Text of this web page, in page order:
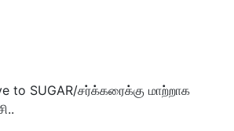
to SUGAR/சர்க்கரைக்கு மாற்றாக